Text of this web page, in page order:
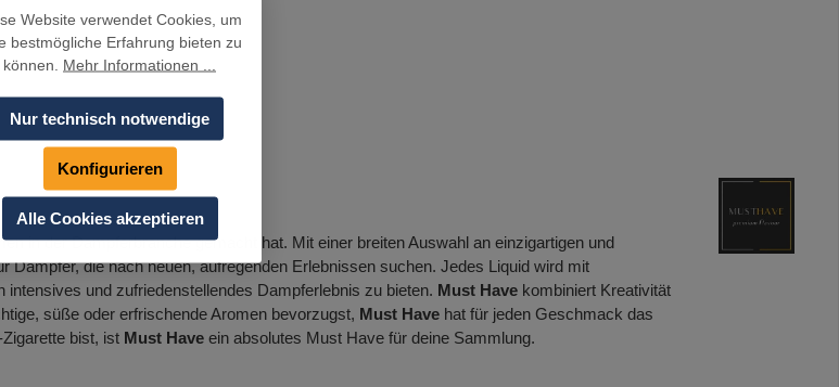
in der Dampferbranche gemacht hat. Mit einer breiten Auswahl an einzigartigen und
Dampfer, die nach neuen, aufregenden Erlebnissen suchen. Jedes Liquid wird mit
und zufriedenstellendes Dampferlebnis zu bieten. Must Have kombiniert Kreativität
süße oder erfrischende Aromen bevorzugst, Must Have hat für jeden Geschmack das
bist, ist Must Have ein absolutes Must Have für deine Sammlung.
Website verwendet Cookies, um
bestmögliche Erfahrung bieten zu
können. Mehr Informationen ...
Nur technisch notwendige
Konfigurieren
Alle Cookies akzeptieren